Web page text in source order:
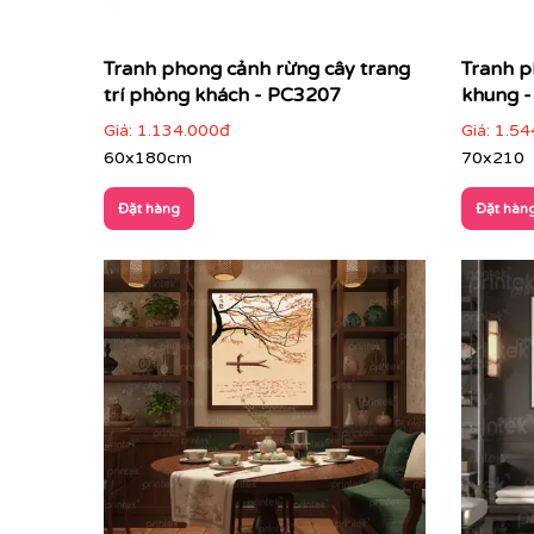
Tranh phong cảnh rừng cây trang
trí phòng khách - PC3207
Giá: 1.134.000đ
60x180cm
Đặt hàng
Tranh
khung
Giá:
70x210
Đặt